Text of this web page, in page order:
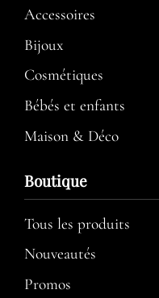
Accessoires
Bijoux
Cosmétiques
Bébés et enfants
Maison & Déco
Boutique
Tous les produits
Nouveautés
Promos